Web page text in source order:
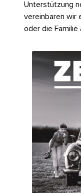
Unterstützung
vereinbaren wir
oder die Familie